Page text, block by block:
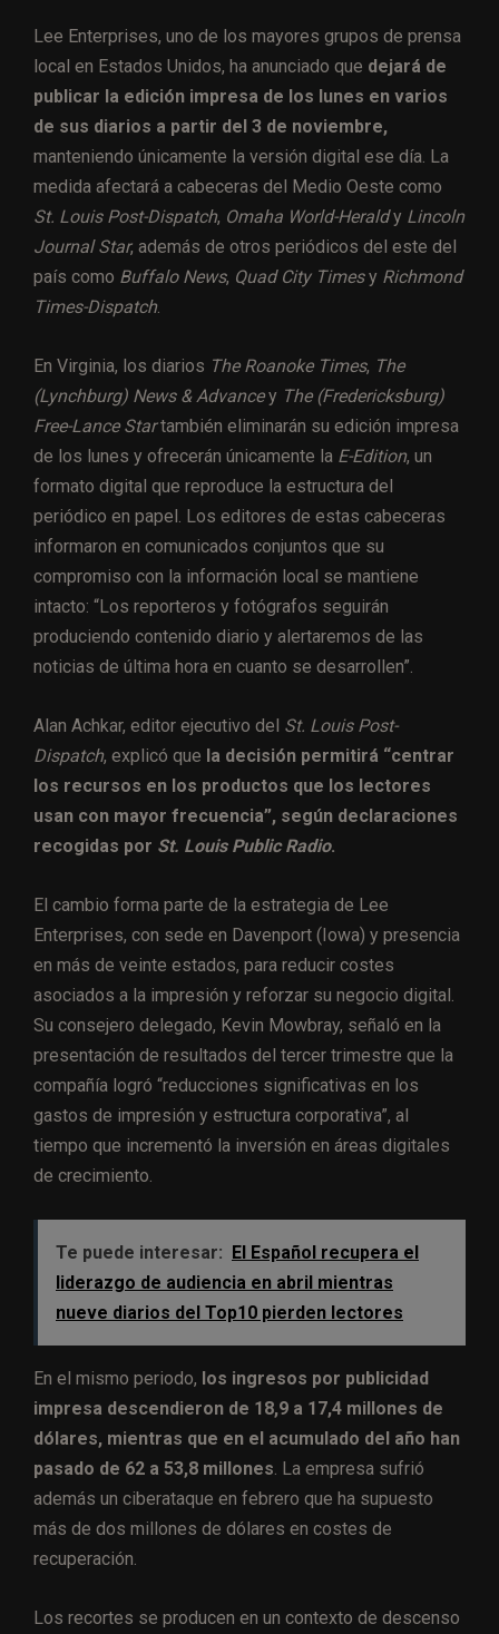
Lee Enterprises, uno de los mayores grupos de prensa
local en Estados Unidos, ha anunciado que dejará de
publicar la edición impresa de los lunes en varios
de sus diarios a partir del 3 de noviembre,
manteniendo únicamente la versión digital ese día. La
medida afectará a cabeceras del Medio Oeste como
St. Louis Post-Dispatch, Omaha World-Heraldy Lincoln
Journal Star, además de otros periódicos del este del
país como Buffalo News, Quad City Timesy Richmond
Times-Dispatch.
En Virginia, los diarios The Roanoke Times, The
(Lynchburg) News & Advancey The (Fredericksburg)
Free-Lance Startambién eliminarán su edición impresa
de los lunes y ofrecerán únicamente la E-Edition, un
formato digital que reproduce la estructura del
periódico en papel. Los editores de estas cabeceras
informaron en comunicados conjuntos que su
compromiso con la información local se mantiene
intacto: “Los reporteros y fotógrafos seguirán
produciendo contenido diario y alertaremos de las
noticias de última hora en cuanto se desarrollen”.
Alan Achkar, editor ejecutivo del St. Louis Post-
Dispatch, explicó que la decisión permitirá “centrar
los recursos en los productos que los lectores
usan con mayor frecuencia”, según declaraciones
recogidas por St. Louis Public Radio.
El cambio forma parte de la estrategia de Lee
Enterprises, con sede en Davenport (Iowa) y presencia
en más de veinte estados, para reducir costes
asociados a la impresión y reforzar su negocio digital.
Su consejero delegado, Kevin Mowbray, señaló en la
presentación de resultados del tercer trimestre que la
compañía logró “reducciones significativas en los
gastos de impresión y estructura corporativa”, al
tiempo que incrementó la inversión en áreas digitales
de crecimiento.
Te puede interesar: El Español recupera el
liderazgo de audiencia en abril mientras
nueve diarios del Top10 pierden lectores
En el mismo periodo, los ingresos por publicidad
impresa descendieron de 18,9 a 17,4 millones de
dólares, mientras que en el acumulado del año han
pasado de 62 a 53,8 millones . La empresa sufrió
además un ciberataque en febrero que ha supuesto
más de dos millones de dólares en costes de
recuperación.
Los recortes se producen en un contexto de descenso